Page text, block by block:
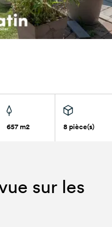
657 m2 8 pièce(s)
sur les